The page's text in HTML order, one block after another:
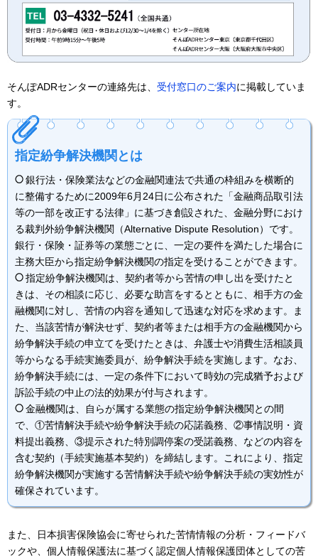
そんぽADRセンターの連絡先は、 受付窓口のご案内に掲載していま
す。
指定紛争解決機関とは
銀行法・保険業法などの金融関連法で共通の枠組みを横断的
に整備するために2009年6月24日に公布された「金融商品取引法
等の一部を改正する法律」に基づき創設された、金融分野におけ
る裁判外紛争解決機関（Alternative Dispute Resolution）です。
銀行・保険・証券等の業態ごとに、一定の要件を満たした場合に
主務大臣から指定紛争解決機関の指定を受けることができます。
指定紛争解決機関は、契約者等から苦情の申し出を受けたと
きは、その相談に応じ、必要な助言をするとともに、相手方の金
融機関に対し、苦情の内容を通知して迅速な対応を求めます。ま
た、当該苦情が解決せず、契約者等または相手方の金融機関から
紛争解決手続の申立てを受けたときは、弁護士や消費生活相談員
等からなる手続実施委員が、紛争解決手続を実施します。なお、
紛争解決手続には、一定の条件下において時効の完成猶予および
訴訟手続の中止の法的効果が付与されます。
金融機関は、自らが属する業態の指定紛争解決機関との間
で、①苦情解決手続や紛争解決手続の応諾義務、②事情説明・資
料提出義務、③提示された特別調停案の受諾義務、などの内容を
含む契約（手続実施基本契約）を締結します。これにより、指定
紛争解決機関が実施する苦情解決手続や紛争解決手続の実効性が
確保されています。
また、日本損害保険協会に寄せられた苦情情報の分析・フィードバ
ックや、個人情報保護法に基づく認定個人情報保護団体としての苦